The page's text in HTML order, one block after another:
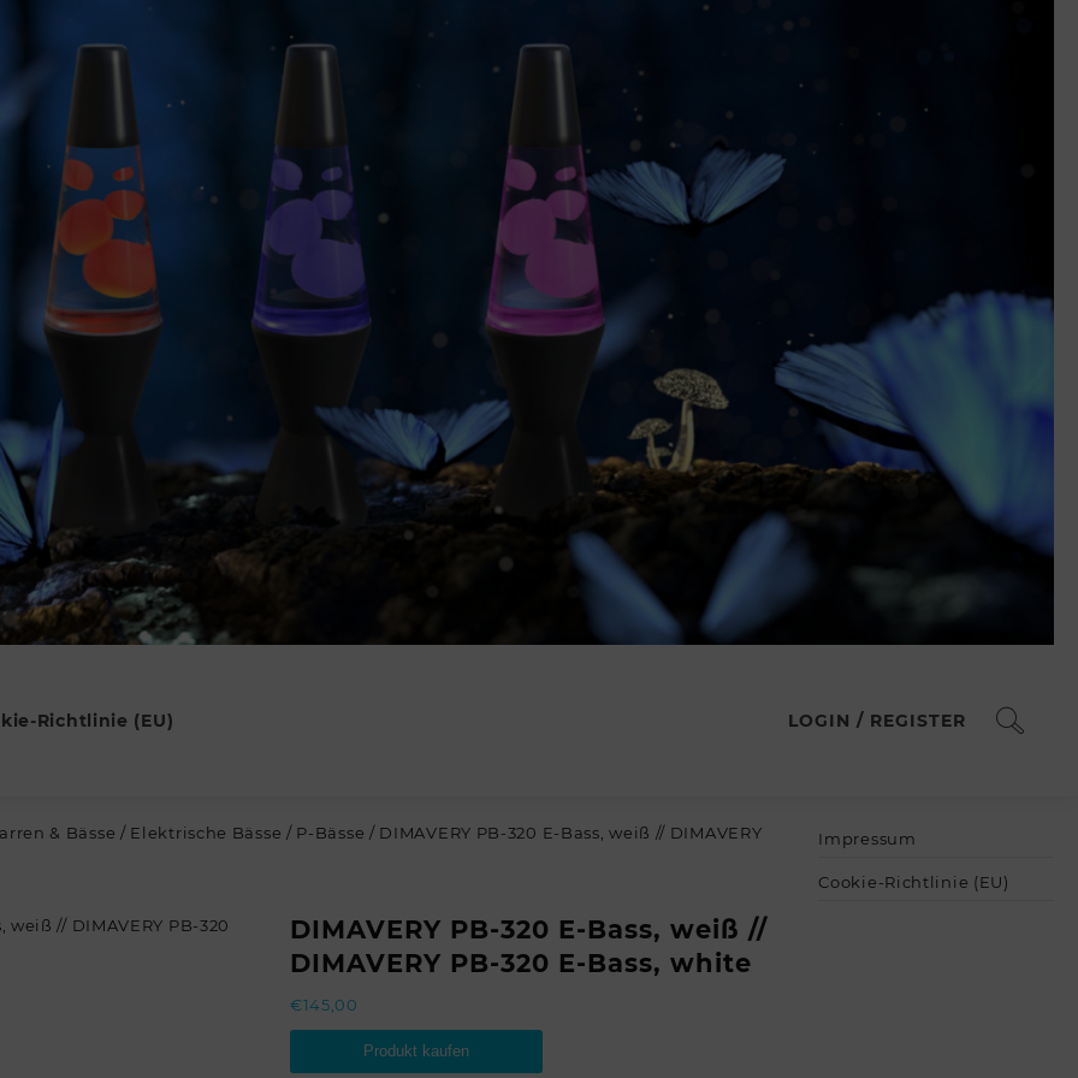
Richtlinie (EU) LOGIN / REGISTER
& Bässe / Elektrische Bässe / P-Bässe / DIMAVERY PB-320 E-Bass, weiß // DIMAVERY
DIMAVERY PB-320 E-Bass, weiß //
DIMAVERY PB-320 E-Bass, white
€145,00
Produkt kaufen
Impressum
Cookie-Richtlinie (EU)